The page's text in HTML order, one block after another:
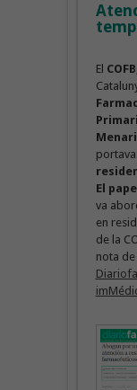
El COFB
El
va
en
de la
nota